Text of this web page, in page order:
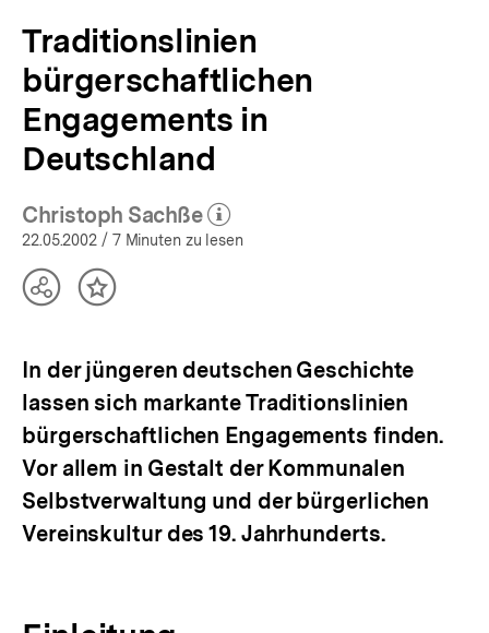
Traditionslinien
bürgerschaftlichen
Engagements in
Deutschland
Christoph Sachße
(Mehr zum Autor)
öffnen
22.05.2002 / 7 Minuten zu lesen
TeilenInhalt
In der jüngeren deutschen Geschichte
lassen sich markante Traditionslinien
bürgerschaftlichen Engagements finden.
Vor allem in Gestalt der Kommunalen
Selbstverwaltung und der bürgerlichen
Vereinskultur des 19. Jahrhunderts.